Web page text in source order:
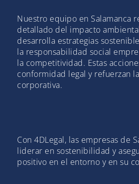
Nuestro equipo en Salamanca
detallado del impacto
desarrolla estrategias
la responsabilidad social
la competitividad. Estas
conformidad legal y refuerzan
corporativa.
Con 4DLegal, las empresas de
liderar en sostenibilidad y
positivo en el entorno y en su